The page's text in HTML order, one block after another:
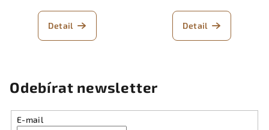
Detail Detail
Odebírat newsletter
E-mail